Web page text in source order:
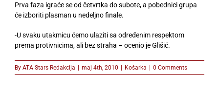
Prva faza igraće se od četvrtka do subote, a pobednici grupa
će izboriti plasman u nedeljno finale.
-U svaku utakmicu ćemo ulaziti sa određenim respektom
prema protivnicima, ali bez straha – ocenio je Glišić.
By ATA Stars Redakcija | maj 4th, 2010 | Košarka | 0 Comments